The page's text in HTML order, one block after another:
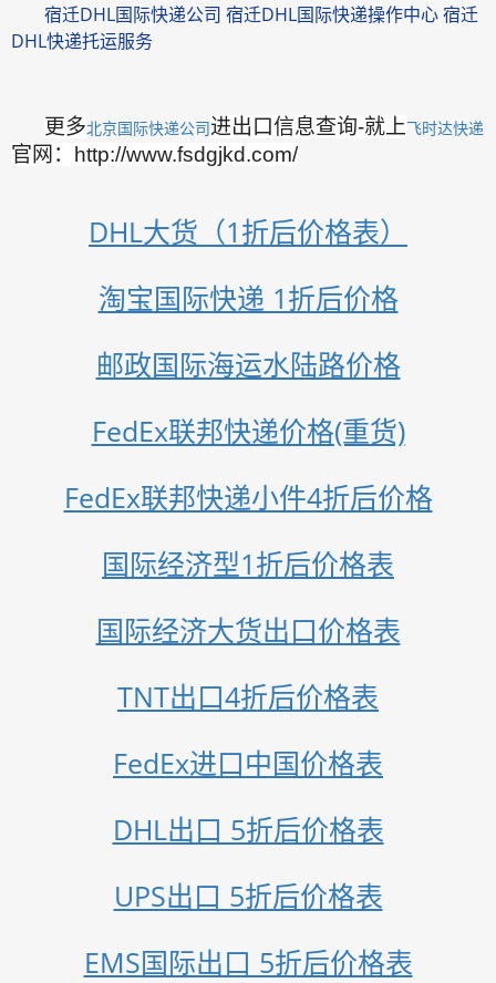
宿迁DHL国际快递公司 宿迁DHL国际快递操作中心 宿迁
DHL快递托运服务
更多北京国际快递公司进出口信息查询-就上飞时达快递
官网：http://www.fsdgjkd.com/
DHL大货（1折后价格表）
淘宝国际快递 1折后价格
邮政国际海运水陆路价格
FedEx联邦快递价格(重货)
FedEx联邦快递小件4折后价格
国际经济型1折后价格表
国际经济大货出口价格表
TNT出口4折后价格表
FedEx进口中国价格表
DHL出口 5折后价格表
UPS出口 5折后价格表
EMS国际出口 5折后价格表